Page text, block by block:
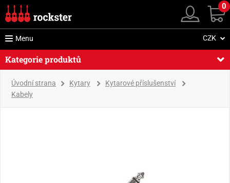
0
Menu CZK
Kategorie produktů
Úvodní strana Kytary
Kytarové příslušenství
Kabely